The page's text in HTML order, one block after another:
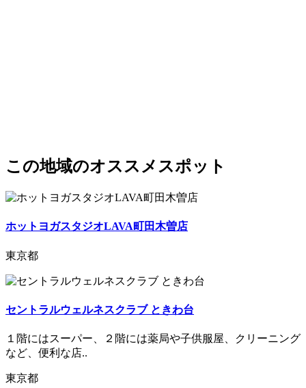
この地域のオススメスポット
ホットヨガスタジオLAVA町田木曽店
東京都
セントラルウェルネスクラブ ときわ台
１階にはスーパー、２階には薬局や子供服屋、クリーニング
など、便利な店..
東京都